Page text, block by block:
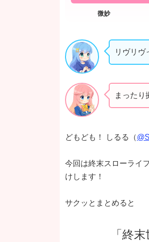
リヴリヴ
まったり
どもども！ しるる（
今回は終末スローライ
けします！
サクッとまとめると
「終